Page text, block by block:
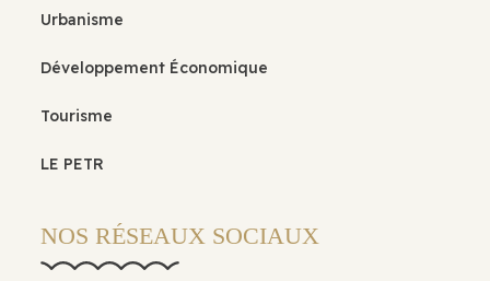
Urbanisme
Développement Économique
Tourisme
LE PETR
NOS RÉSEAUX SOCIAUX